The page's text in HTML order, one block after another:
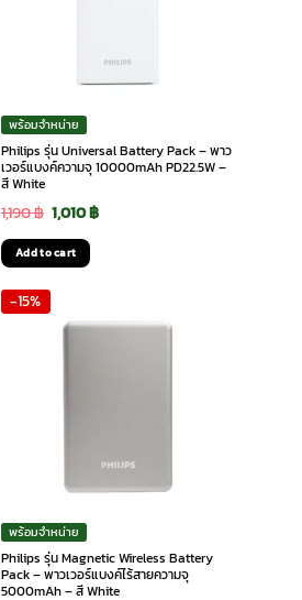
พร้อมจำหน่าย
Philips รุ่น Universal Battery Pack – พาว
เวอร์แบงค์ความจุ 10000mAh PD22.5W –
สี White
1,190฿ Original
price
was:
1,010฿Current
Add to cart
-15%
พร้อมจำหน่าย
Philips รุ่น Magnetic Wireless Battery
Pack – พาวเวอร์แบงค์ไร้สายความจุ
5000mAh – สี White